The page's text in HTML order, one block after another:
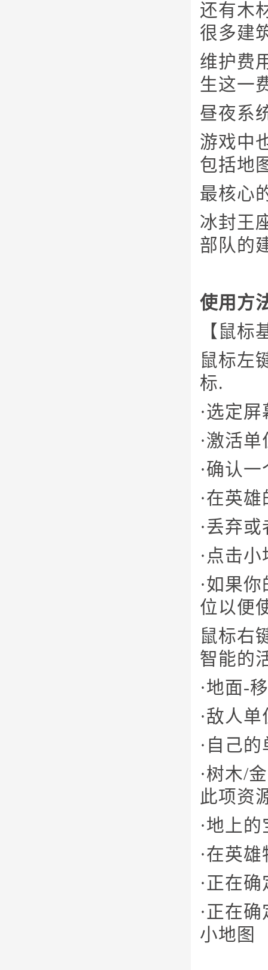
还有木
很多建
维护费
生这一
昼夜系
游戏中
包括地
最核心
冰封王
部队的
使用方
【鼠标
鼠标左
标.
·选定
·激活
·确认
·在英
·丢弃
·点击
·如果
位以便
鼠标右
智能的
·地面-
·敌人
·自己
·树木/
此项资
·地上
·在英
·正在
·正在
小地图